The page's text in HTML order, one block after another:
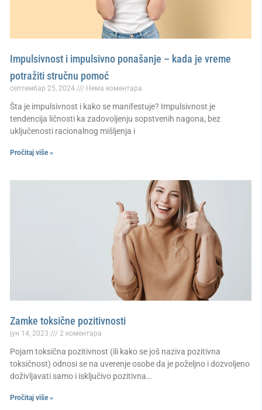
Impulsivnost i impulsivno ponašanje – kada je vreme
potražiti stručnu pomoć
септембар 25, 2024 Нема коментара
Šta je impulsivnost i kako se manifestuje? Impulsivnost je
tendencija ličnosti ka zadovoljenju sopstvenih nagona, bez
uključenosti racionalnog mišljenja i
Pročitaj više »
Zamke toksične pozitivnosti
јун 14, 2023 2 коментара
Pojam toksična pozitivnost (ili kako se još naziva pozitivna
toksičnost) odnosi se na uverenje osobe da je poželjno i dozvoljeno
doživljavati samo i isključivo pozitivna…
Pročitaj više »